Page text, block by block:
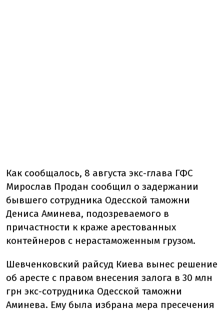
Как сообщалось, 8 августа экс-глава ГФС
Мирослав Продан сообщил о задержании
бывшего сотрудника Одесской таможни
Дениса Аминева, подозреваемого в
причастности к краже арестованных
контейнеров с нерастаможенным грузом.
Шевченковский райсуд Киева вынес решение
об аресте с правом внесения залога в 30 млн
грн экс-сотрудника Одесской таможни
Аминева. Ему была избрана мера пресечения